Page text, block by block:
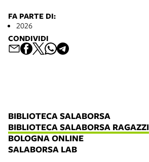
FA PARTE DI:
2026
CONDIVIDI
BIBLIOTECA SALABORSA
BIBLIOTECA SALABORSA RAGAZZI
BOLOGNA ONLINE
SALABORSA LAB